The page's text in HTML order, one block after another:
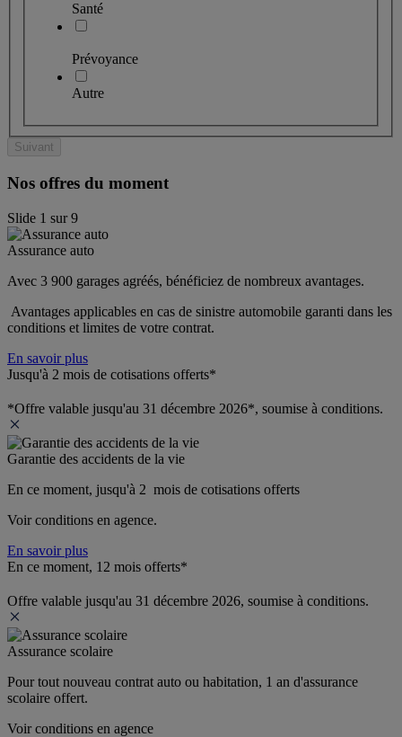
Santé
Prévoyance
Autre
Suivant
Nos offres du moment
Slide 1 sur9
Assurance auto
Avec 3 900 garages agréés, bénéficiez de nombreux avantages.
Avantages applicables en cas de sinistre automobile garanti dans les
conditions et limites de votre contrat.
En savoir plus
Jusqu'à 2 mois de cotisations offerts*
*Offre valable jusqu'au 31 décembre 2026*, soumise à conditions.
Garantie des accidents de la vie
En ce moment, jusqu'à 2  mois de cotisations offerts
Voir conditions en agence.
En savoir plus
En ce moment, 12 mois offerts*
Offre valable jusqu'au 31 décembre 2026, soumise à conditions.
Assurance scolaire
Pour tout nouveau contrat auto ou habitation, 1 an d'assurance
scolaire offert.
Voir conditions en agence